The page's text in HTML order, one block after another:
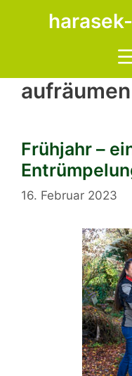
aufräumen
Frühjahr –
16. Februar 2023